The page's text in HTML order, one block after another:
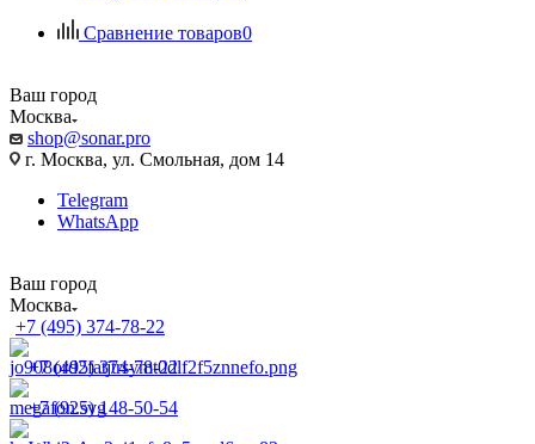
Сравнение товаров0
Ваш город
Москва
shop@sonar.pro
г. Москва, ул. Смольная, дом 14
Telegram
WhatsApp
Ваш город
Москва
+7 (495) 374-78-22
+7 (495) 374-78-22
+7 (925) 148-50-54